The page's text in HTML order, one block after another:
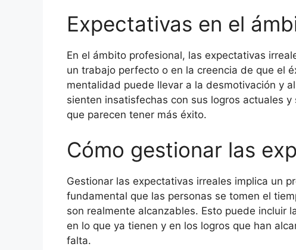
Expectativas en el
En el ámbito profesional, las expectativas
un trabajo perfecto o en la creencia de que el
mentalidad puede llevar a la desmotivación y
sienten insatisfechas con sus logros actuales
que parecen tener más éxito.
Cómo gestionar las
Gestionar las expectativas irreales implica un
fundamental que las personas se tomen el
son realmente alcanzables. Esto puede incluir
en lo que ya tienen y en los logros que han
falta.